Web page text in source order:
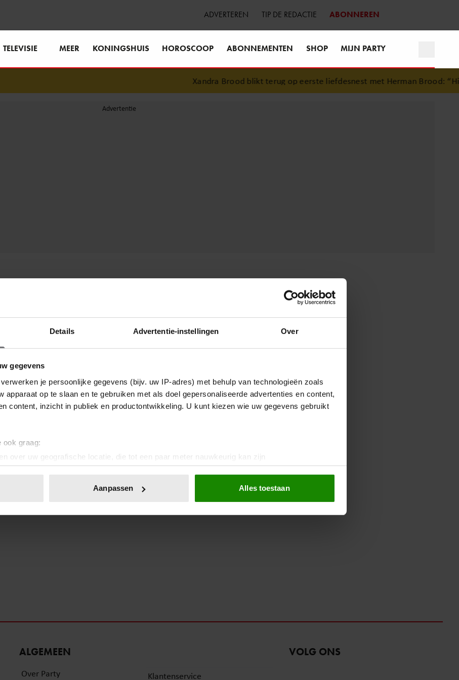
Details Advertentie-instellingen Over
gegevens
verwerken je persoonlijke gegevens (bijv. uw IP-adres) met behulp van technologieën zoals
apparaat op te slaan en te gebruiken met als doel gepersonaliseerde advertenties en content,
content, inzicht in publiek en productontwikkeling. U kunt kiezen wie uw gegevens gebruikt
ook graag:
over uw geografische locatie, die tot een paar meter nauwkeurig kan zijn
door het actief te scannen op specifieke eigenschappen (fingerprinting)
wijzigen of intrekken in de Cookieverklaring.
en advertenties te personaliseren, om functies voor social media te bieden en om ons
Ook delen we informatie over uw gebruik van onze site met onze partners voor social
Aanpassen Alles toestaan
ADVERTEREN TIP DE REDACTIE ABONNEREN
TELEVISIE MEER KONINGSHUIS HOROSCOOP ABONNEMENTEN SHOP MIJN PARTY
Xandra Brood blikt terug op eerste liefdesnest met Herman Brood: “Hier
ALGEMEEN
Over Party Klantenservice
VOLG ONS